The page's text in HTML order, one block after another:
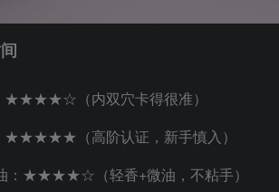
★★★★☆（内双穴卡得很准）
★★★★★（高阶认证，新手慎入）
：★★★★☆（轻香+微油，不粘手）